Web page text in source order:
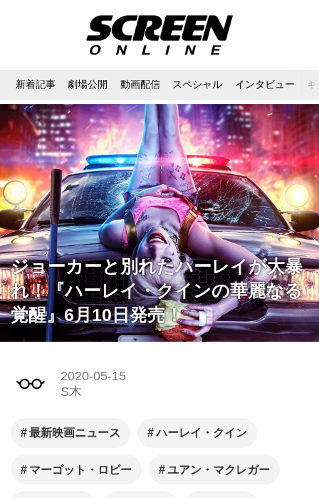
新着記事 劇場公開 動画配信 スペシャル インタビュー
ジョーカーと別れたハーレイが大暴
れ！『ハーレイ・クインの華麗なる
覚醒』6月10日発売！
2020-05-15
S木
最新映画ニュース ハーレイ・クイン
マーゴット・ロビー ユアン・マクレガー